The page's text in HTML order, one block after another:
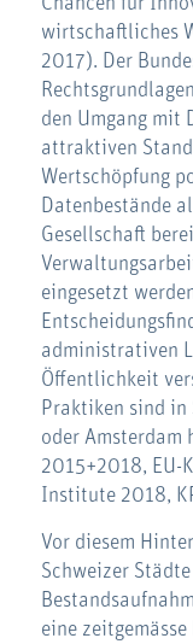
wirtschaftliches
2017). Der
den Umgang mit
attraktiven
Wertschöpfung
Datenbestände
Gesellschaft
eingesetzt
administrativen
Öffentlichkeit
Praktiken sind in
oder Amsterdam
2015+2018, EU-
Institute 2018,
Vor diesem
Schweizer
eine